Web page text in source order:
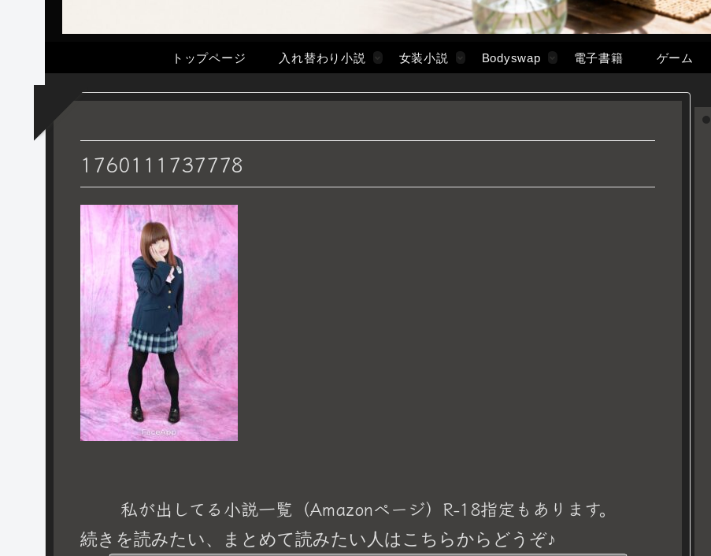
トップページ 入れ替わり小説 女装小説 Bodyswap 電子書籍 ゲーム
1760111737778
私が出してる小説一覧（Amazonページ）R-18指定もあります。
続きを読みたい、まとめて読みたい人はこちらからどうぞ♪